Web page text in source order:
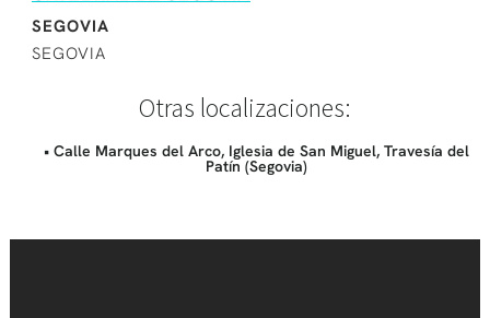
SEGOVIA
SEGOVIA
Otras localizaciones:
• Calle Marques del Arco, Iglesia de San Miguel, Travesía del
Patín (Segovia)